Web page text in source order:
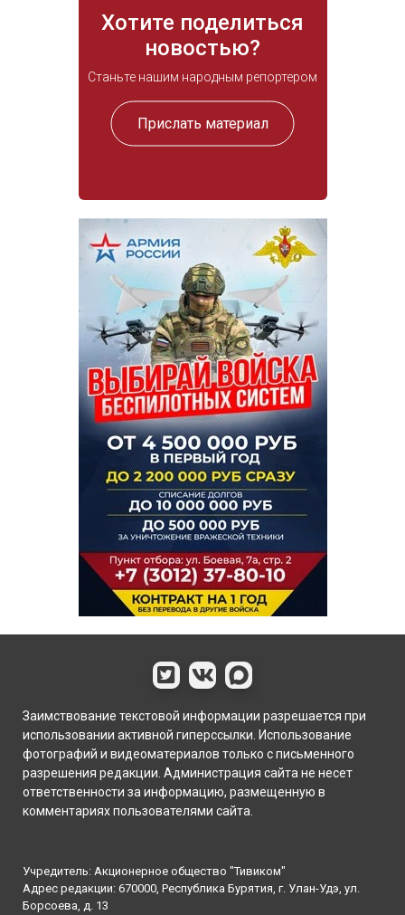
Хотите поделиться
новостью?
Станьте нашим народным репортером
Прислать материал
Заимствование текстовой информации разрешается при
использовании активной гиперссылки. Использование
фотографий и видеоматериалов только с письменного
разрешения редакции. Администрация сайта не несет
ответственности за информацию, размещенную в
комментариях пользователями сайта.
Учредитель: Акционерное общество "Тивиком"
Адрес редакции: 670000, Республика Бурятия, г. Улан-Удэ, ул.
Борсоева, д. 13